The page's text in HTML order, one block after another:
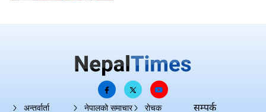
अन्तर्वार्ता नेपालको समाचार रोचक सम्पर्क